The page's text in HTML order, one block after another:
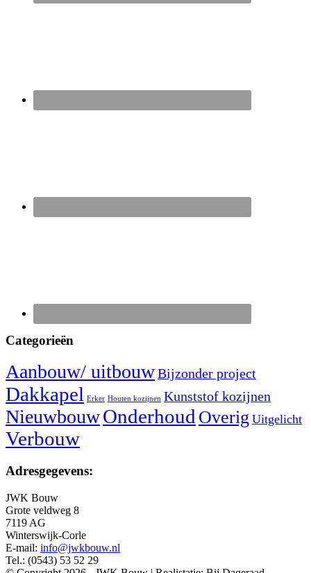
Categorieën
Aanbouw/ uitbouwBijzonder project
Dakkapel Erker Houten kozijnen Kunststof kozijnen
NieuwbouwOnderhoud Overig Uitgelicht
Verbouw
Adresgegevens:
JWK Bouw
Grote veldweg 8
7119 AG
Winterswijk-Corle
E-mail: info@jwkbouw.nl
Tel.: (0543) 53 52 29